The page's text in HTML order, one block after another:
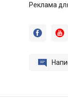
Реклама
 
